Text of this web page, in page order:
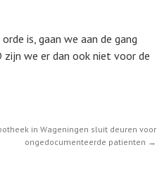
is, gaan we aan de gang
we er dan ook niet voor de
in Wageningen sluit deuren voor
ongedocumenteerde patienten →